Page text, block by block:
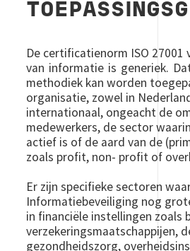
De certificatienorm ISO 27001
van informatie is generiek.
methodiek kan worden
organisatie, zowel in
internationaal, ongeacht de
medewerkers, de sector
actief is of de aard van de
zoals profit, non- profit of
Er zijn specifieke sectoren
Informatiebeveiliging nog
in financiële instellingen zoals
verzekeringsmaatschappijen,
gezondheidszorg,